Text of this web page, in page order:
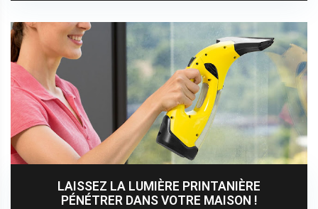
LAISSEZ LA LUMIÈRE PRINTANIÈRE
PÉNÉTRER DANS VOTRE MAISON !